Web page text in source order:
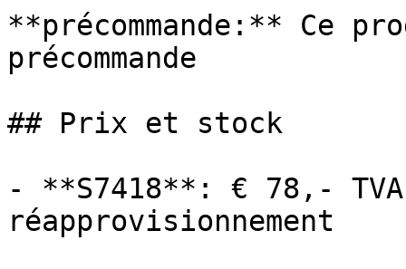
**précommande:** Ce
précommande
## Prix et stock
- **S7418**: € 78,-
réapprovisionnement